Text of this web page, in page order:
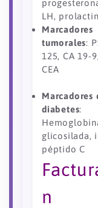
LH,
Marcadores
tumorales:
125, CA 19-
CEA
Marcadores
diabetes:
glicosilada,
péptido C
n